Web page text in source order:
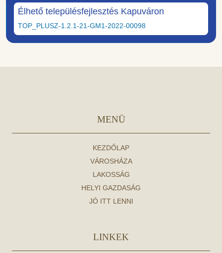
Élhető településfejlesztés Kapuváron
TOP_PLUSZ-1.2.1-21-GM1-2022-00098
MENÜ
KEZDŐLAP
VÁROSHÁZA
LAKOSSÁG
HELYI GAZDASÁG
JÓ ITT LENNI
LINKEK